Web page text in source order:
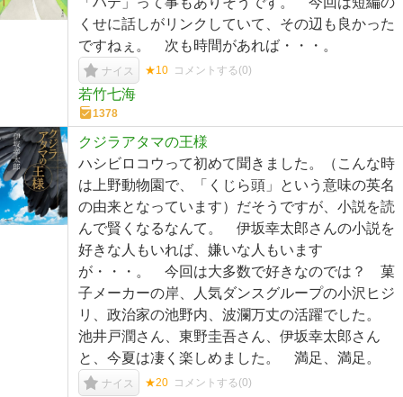
くせに話しがリンクしていて、その辺も良かった
ですねぇ。 次も時間があれば・・・。
ナイス ★10 コメントする(0)
若竹七海
1378
クジラアタマの王様
ハシビロコウって初めて聞きました。（こんな時
は上野動物園で、「くじら頭」という意味の英名
の由来となっています）だそうですが、小説を読
んで賢くなるなんて。 伊坂幸太郎さんの小説を
好きな人もいれば、嫌いな人もいます
が・・・。 今回は大多数で好きなのでは？ 菓
子メーカーの岸、人気ダンスグループの小沢ヒジ
リ、政治家の池野内、波瀾万丈の活躍でした。
池井戸潤さん、東野圭吾さん、伊坂幸太郎さん
と、今夏は凄く楽しめました。 満足、満足。
ナイス ★20 コメントする(0)